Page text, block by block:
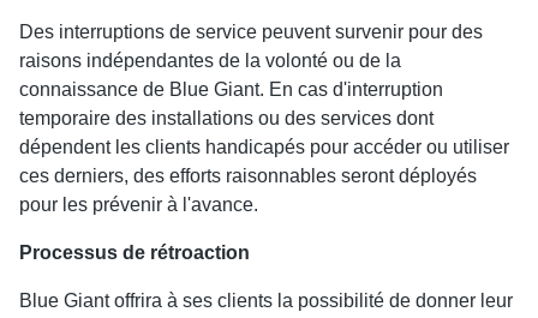
Des interruptions de service peuvent survenir pour des
raisons indépendantes de la volonté ou de la
connaissance de Blue Giant. En cas d'interruption
temporaire des installations ou des services dont
dépendent les clients handicapés pour accéder ou utiliser
ces derniers, des efforts raisonnables seront déployés
pour les prévenir à l'avance.
Processus de rétroaction
Blue Giant offrira à ses clients la possibilité de donner leur